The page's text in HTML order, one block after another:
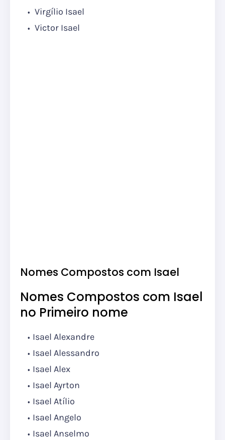
Virgílio Isael
Victor Isael
Nomes Compostos com Isael
Nomes Compostos com Isael
no Primeiro nome
Isael Alexandre
Isael Alessandro
Isael Alex
Isael Ayrton
Isael Atílio
Isael Angelo
Isael Anselmo